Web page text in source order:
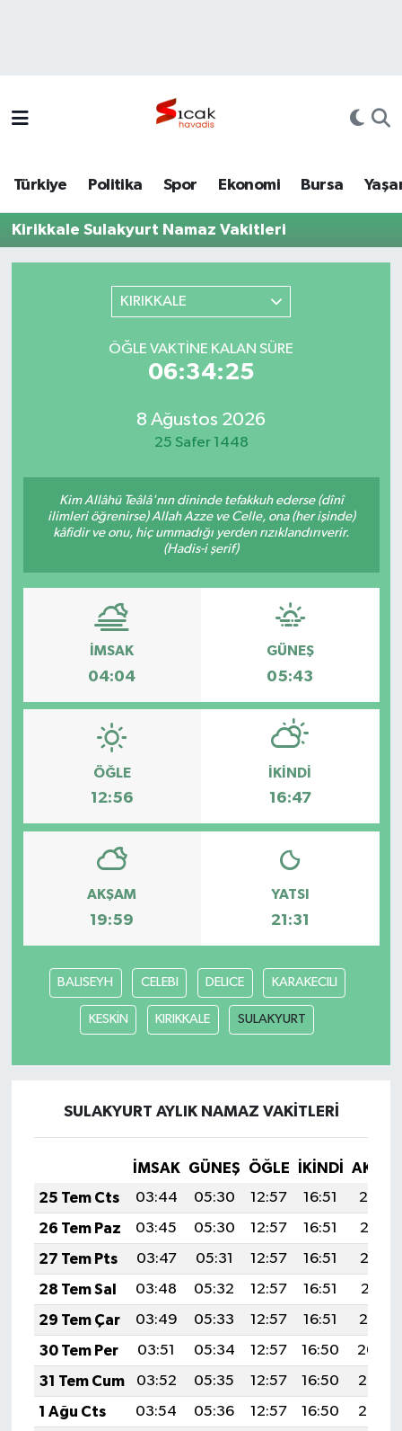
Türkiye Politika Spor Ekonomi Bursa
Kirikkale Sulakyurt Namaz Vakitleri
KIRIKKALE
ÖĞLE VAKTINE KALAN SÜRE
06:34:25
8 Ağustos 2026
25 Safer 1448
Kim Allâhü Teâlâ'nın dininde tefakkuh ederse (dînî
ilimleri öğrenirse) Allah Azze ve Celle, ona (her işinde)
kâfidir ve onu, hiç ummadığı yerden rızıklandırıverir.
(Hadis-i şerif)
İMSAK
04:04
GÜNEŞ
05:43
ÖĞLE
12:56
İKINDI
16:47
AKŞAM
19:59
YATSI
21:31
BALISEYH CELEBI DELICE KARAKECILI
KESKİN KIRIKKALE SULAKYURT
SULAKYURT AYLIK NAMAZ VAKITLERI
İMSAK GÜNEŞ ÖĞLE İKINDI
25 Tem Cts
03:44 05:30 12:57 16:51
20:14
26 Tem Paz
03:45 05:30 12:57 16:51
20:13
27 Tem Pts
03:47 05:31 12:57 16:51
20:12
28 Tem Sal
03:48 05:32 12:57 16:51
20:11
29 Tem Çar
03:49 05:33 12:57 16:51
20:10
30 Tem Per
03:51 05:34 12:57 16:50
20:09
31 Tem Cum
03:52 05:35 12:57 16:50
20:08
1 Ağu Cts
03:54 05:36 12:57 16:50
20:07
Politika
Sağlık
Dünya
Magazin
Gündem
Teknoloji
Genel
Bilim, Teknoloji
Tüm Manşetler
Son Dakika Haberleri
Haber Arşivi